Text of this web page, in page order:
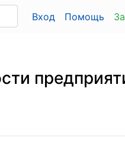
Вход Помощь